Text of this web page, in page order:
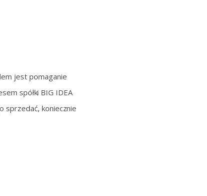
jest pomaganie
spółki BIG IDEA
sprzedać, koniecznie